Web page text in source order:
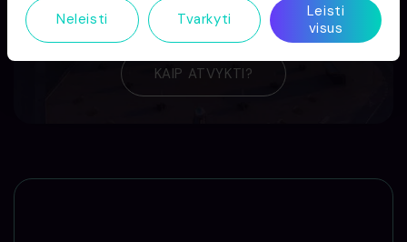
KAIP ATVYKTI?
KAIP ATVYKTI?
Neleisti Tvarkyti
Leisti
visus